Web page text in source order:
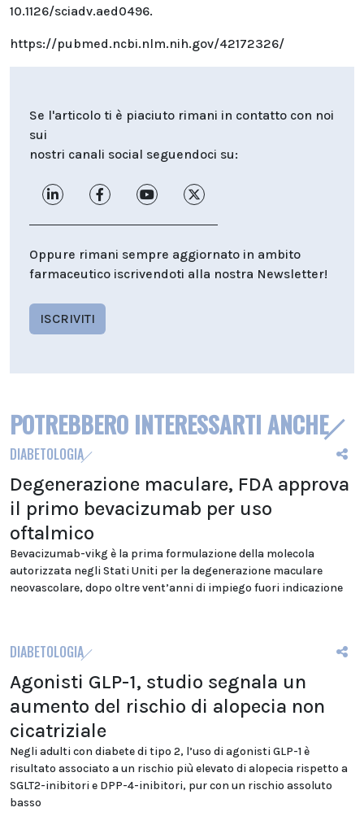
10.1126/sciadv.aed0496.
https://pubmed.ncbi.nlm.nih.gov/42172326/
Se l'articolo ti è piaciuto rimani in contatto con noi
sui
nostri canali social seguendoci su:
Oppure rimani sempre aggiornato in ambito
farmaceutico iscrivendoti alla nostra Newsletter!
ISCRIVITI
POTREBBERO INTERESSARTI ANCHE
DIABETOLOGIA
Degenerazione maculare, FDA approva
il primo bevacizumab per uso
oftalmico
Bevacizumab-vikg è la prima formulazione della molecola
autorizzata negli Stati Uniti per la degenerazione maculare
neovascolare, dopo oltre vent’anni di impiego fuori indicazione
DIABETOLOGIA
Agonisti GLP-1, studio segnala un
aumento del rischio di alopecia non
cicatriziale
Negli adulti con diabete di tipo 2, l’uso di agonisti GLP-1 è
risultato associato a un rischio più elevato di alopecia rispetto a
SGLT2-inibitori e DPP-4-inibitori, pur con un rischio assoluto
basso